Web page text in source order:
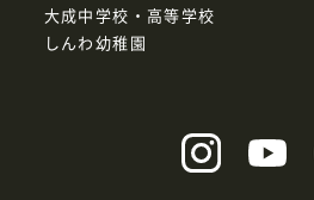
大成中学校・高等学校
しんわ幼稚園